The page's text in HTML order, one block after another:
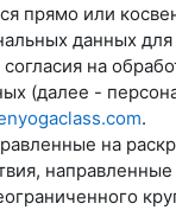
прямо или
данных
на
(далее -
.
на